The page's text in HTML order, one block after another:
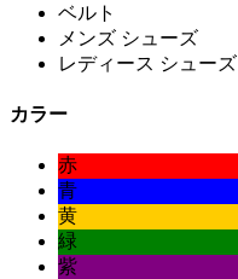
ベルト
メンズ シューズ
レディース シューズ
カラー
赤
青
黄
緑
紫